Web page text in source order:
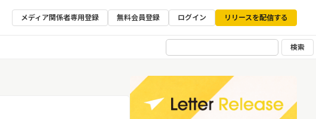
メディア関係者専用登録 無料会員登録 ログイン リリースを配信する
検索